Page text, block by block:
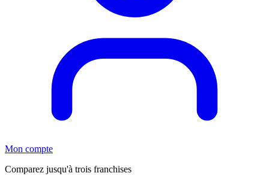
Mon compte
Comparez jusqu'à trois franchises